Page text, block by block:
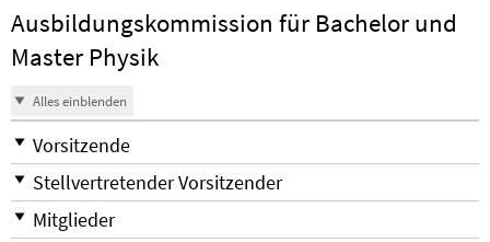
Ausbildungskommission für Bachelor und
Master Physik
Alles einblenden
Vorsitzende
Stellvertretender Vorsitzender
Mitglieder